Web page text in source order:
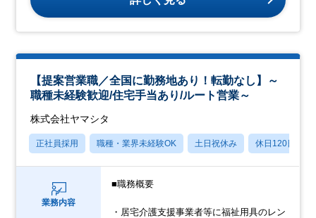
【提案営業職／全国に勤務地あり！転勤なし】～
職種未経験歓迎/住宅手当あり/ルート営業～
株式会社ヤマシタ
正社員採用 職種・業界未経験OK 土日祝休み 休日120日以上
業務内容
■職務概要
・居宅介護支援事業者等に福祉用具のレン